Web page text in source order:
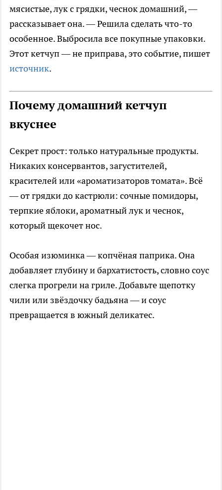
мясистые, лук с грядки, чеснок домашний, —
рассказывает она. — Решила сделать что-то
особенное. Выбросила все покупные упаковки.
Этот кетчуп — не приправа, это событие, пишет
источник.
Почему домашний кетчуп
вкуснее
Секрет прост: только натуральные продукты.
Никаких консервантов, загустителей,
красителей или «ароматизаторов томата». Всё
— от грядки до кастрюли: сочные помидоры,
терпкие яблоки, ароматный лук и чеснок,
который щекочет нос.
Особая изюминка — копчёная паприка. Она
добавляет глубину и бархатистость, словно соус
слегка прогрели на гриле. Добавьте щепотку
чили или звёздочку бадьяна — и соус
превращается в южный деликатес.